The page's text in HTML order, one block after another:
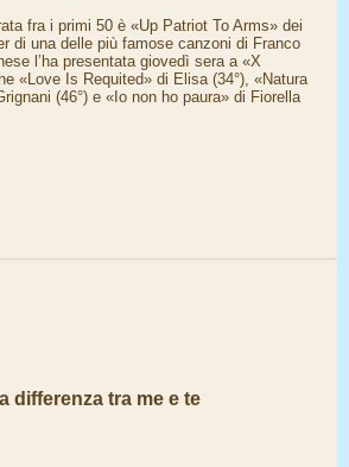
fra i primi 50 è «Up Patriot To Arms» dei
di una delle più famose canzoni di Franco
l’ha presentata giovedì sera a «X
«Love Is Requited» di Elisa (34°), «Natura
(46°) e «Io non ho paura» di Fiorella
differenza tra me e te